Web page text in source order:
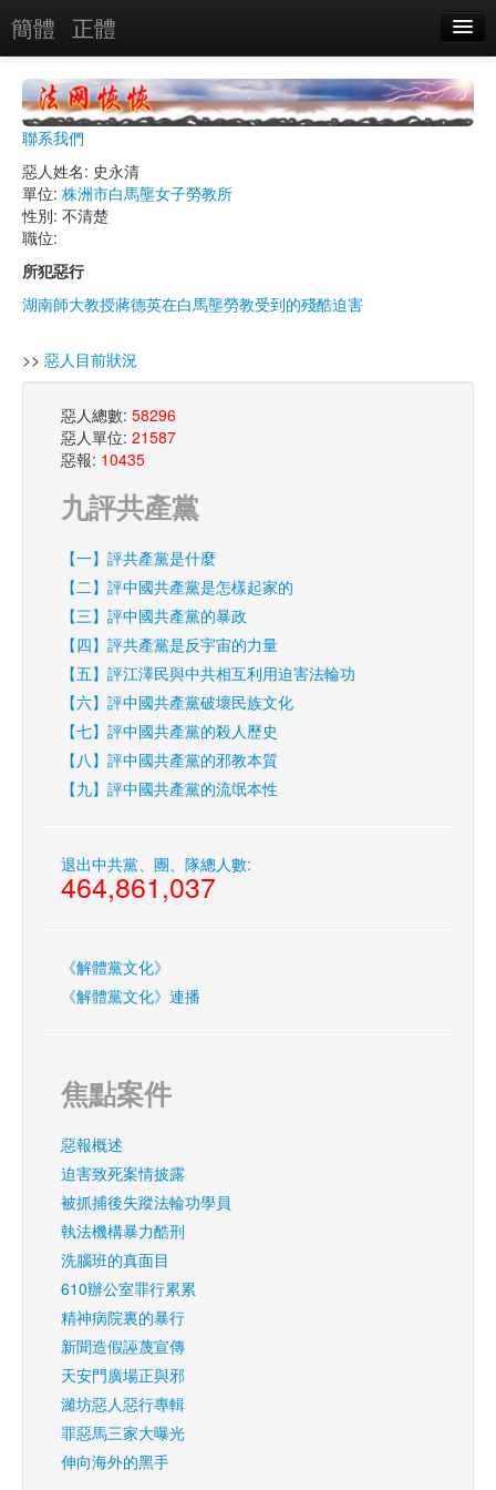
簡體 正體
惡報實例
惡人圖片
惡人單位
單位圖片
搜索
關於
聯系我們
惡人姓名: 史永清
單位: 株洲市白馬壟女子勞教所
性別: 不清楚
職位:
所犯惡行
湖南師大教授蔣德英在白馬壟勞教受到的殘酷迫害
>> 惡人目前狀況
惡人總數: 58296
惡人單位: 21587
惡報: 10435
九評共產黨
【一】評共產黨是什麼
【二】評中國共產黨是怎樣起家的
【三】評中國共產黨的暴政
【四】評共產黨是反宇宙的力量
【五】評江澤民與中共相互利用迫害法輪功
【六】評中國共產黨破壞民族文化
【七】評中國共產黨的殺人歷史
【八】評中國共產黨的邪教本質
【九】評中國共產黨的流氓本性
退出中共黨、團、隊總人數:
464,861,037
《解體黨文化》
《解體黨文化》連播
焦點案件
惡報概述
迫害致死案情披露
被抓捕後失蹤法輪功學員
執法機構暴力酷刑
洗腦班的真面目
610辦公室罪行累累
精神病院裏的暴行
新聞造假誣蔑宣傳
天安門廣場正與邪
濰坊惡人惡行專輯
罪惡馬三家大曝光
伸向海外的黑手